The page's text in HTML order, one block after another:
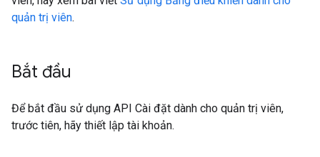
quản trị viên.
Bắt đầu
Để bắt đầu sử dụng API Cài đặt dành cho quản trị viên,
trước tiên, hãy thiết lập tài khoản.